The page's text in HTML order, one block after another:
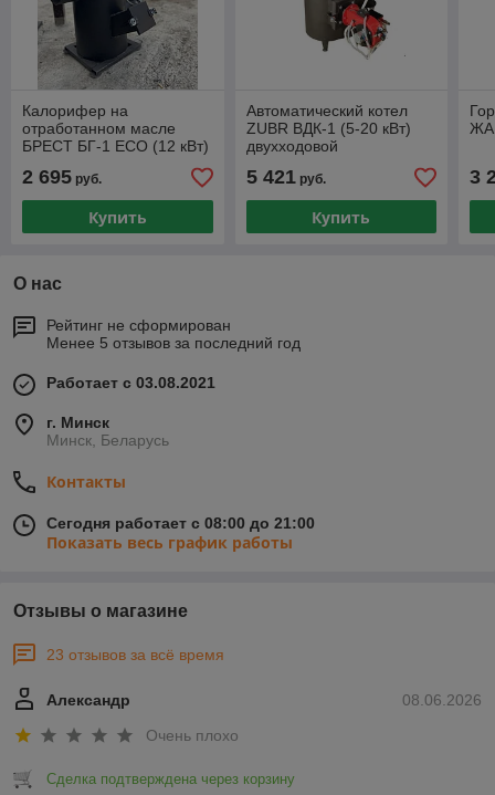
Калорифер на
отработанном масле
БРЕСТ БГ-1 ECO (12 кВт)
2 695 руб.
Купить
Автоматический котел
ZUBR ВДК-1 (5-20 кВт)
двухходовой
5 421руб.
Купить
3
О нас
Рейтинг не сформирован
Менее 5 отзывов за последний год
Работает с 03.08.2021
г. Минск
Минск, Беларусь
Контакты
Сегодня работает с 08:00 до 21:00
Показать весь график работы
Отзывы о магазине
23 отзывов за всё время
08.06.2026
Александр
Очень плохо
Сделка подтверждена через корзину